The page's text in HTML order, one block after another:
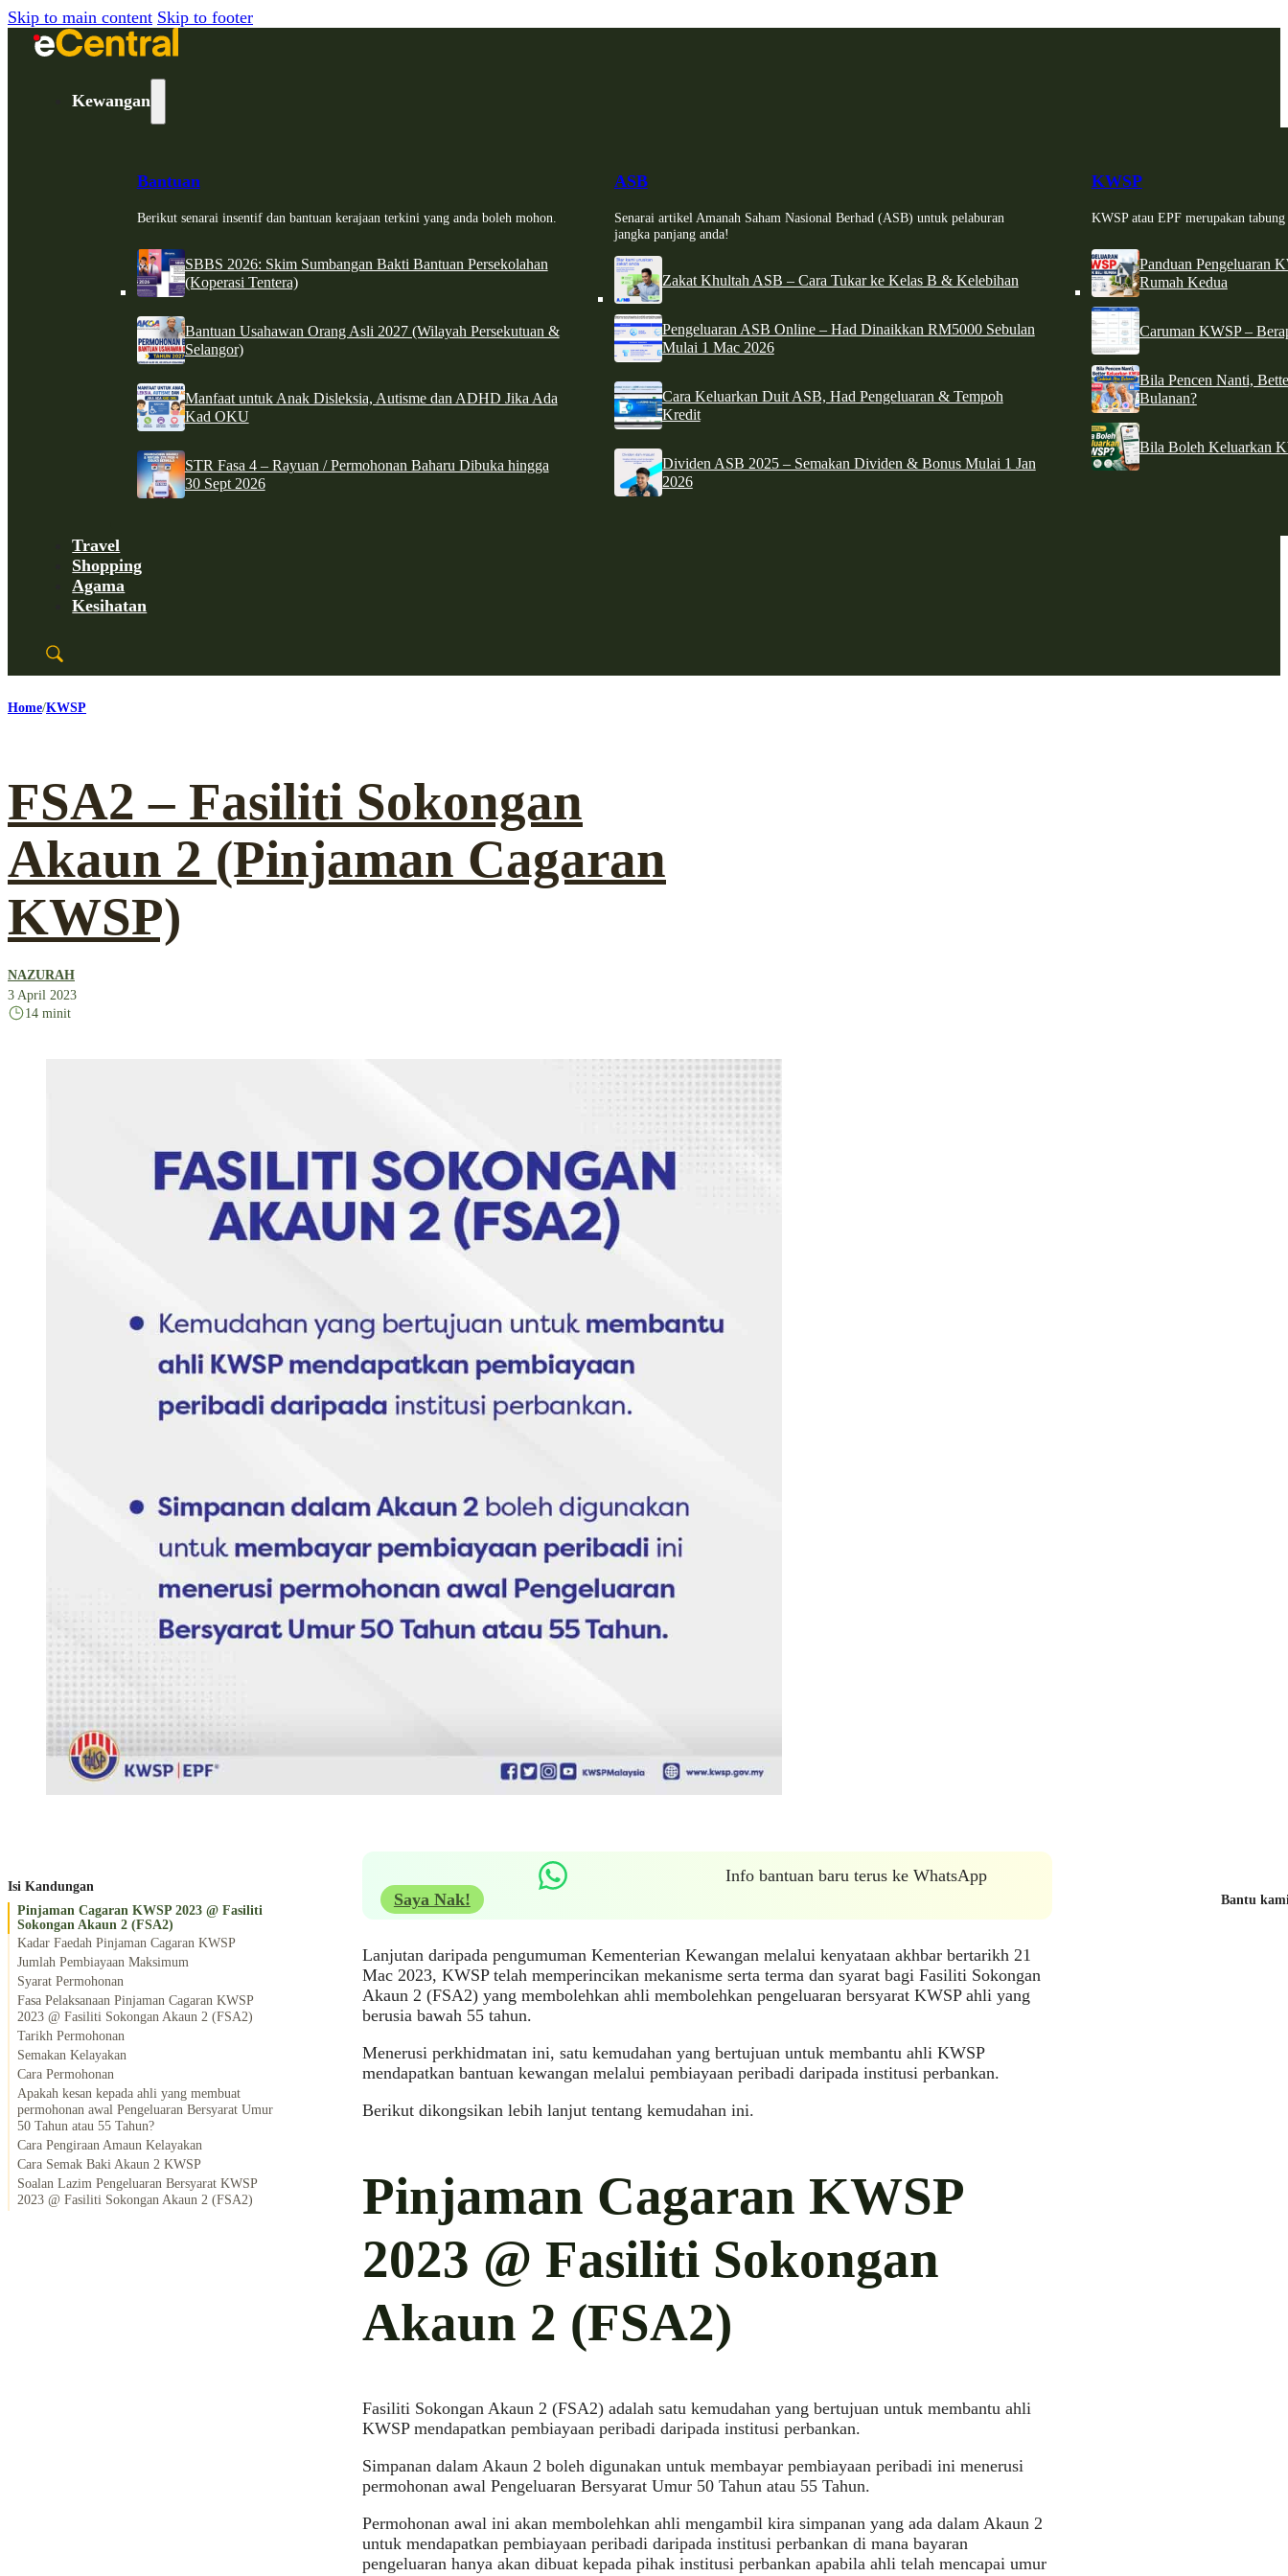
Skip to main content Skip to footer
Kewangan
Bantuan
Berikut senarai insentif dan bantuan kerajaan terkini yang anda boleh mohon.
SBBS 2026: Skim Sumbangan Bakti Bantuan Persekolahan
(Koperasi Tentera)
Bantuan Usahawan Orang Asli 2027 (Wilayah Persekutuan &
Selangor)
Manfaat untuk Anak Disleksia, Autisme dan ADHD Jika Ada
Kad OKU
STR Fasa 4 – Rayuan / Permohonan Baharu Dibuka hingga
30 Sept 2026
ASB
Senarai artikel Amanah Saham Nasional Berhad (ASB) untuk pelaburan
jangka panjang anda!
Zakat Khultah ASB – Cara Tukar ke Kelas B & Kelebihan
Pengeluaran ASB Online – Had Dinaikkan RM5000 Sebulan
Mulai 1 Mac 2026
Cara Keluarkan Duit ASB, Had Pengeluaran & Tempoh
Kredit
Dividen ASB 2025 – Semakan Dividen & Bonus Mulai 1 Jan
2026
KWSP
KWSP atau EPF merupakan
Panduan Pengeluaran
Rumah Kedua
Caruman KWSP –
Bila Pencen Nanti,
Bulanan?
Bila Boleh Keluarkan
Travel
Shopping
Agama
Kesihatan
Home KWSP
FSA2 – Fasiliti Sokongan
Akaun 2 (Pinjaman Cagaran
KWSP)
NAZURAH
3 April 2023
14 minit
Isi Kandungan
Pinjaman Cagaran KWSP 2023 @ Fasiliti
Sokongan Akaun 2 (FSA2)
Kadar Faedah Pinjaman Cagaran KWSP
Jumlah Pembiayaan Maksimum
Syarat Permohonan
Fasa Pelaksanaan Pinjaman Cagaran KWSP
2023 @ Fasiliti Sokongan Akaun 2 (FSA2)
Tarikh Permohonan
Semakan Kelayakan
Cara Permohonan
Apakah kesan kepada ahli yang membuat
permohonan awal Pengeluaran Bersyarat Umur
50 Tahun atau 55 Tahun?
Cara Pengiraan Amaun Kelayakan
Cara Semak Baki Akaun 2 KWSP
Soalan Lazim Pengeluaran Bersyarat KWSP
2023 @ Fasiliti Sokongan Akaun 2 (FSA2)
Info bantuan baru terus ke WhatsApp
Saya Nak!
Lanjutan daripada pengumuman Kementerian Kewangan melalui kenyataan akhbar bertarikh 21
Mac 2023, KWSP telah memperincikan mekanisme serta terma dan syarat bagi Fasiliti Sokongan
Akaun 2 (FSA2) yang membolehkan ahli membolehkan pengeluaran bersyarat KWSP ahli yang
berusia bawah 55 tahun.
Menerusi perkhidmatan ini, satu kemudahan yang bertujuan untuk membantu ahli KWSP
mendapatkan bantuan kewangan melalui pembiayaan peribadi daripada institusi perbankan.
Berikut dikongsikan lebih lanjut tentang kemudahan ini.
Pinjaman Cagaran KWSP
2023 @ Fasiliti Sokongan
Akaun 2 (FSA2)
Fasiliti Sokongan Akaun 2 (FSA2) adalah satu kemudahan yang bertujuan untuk membantu ahli
KWSP mendapatkan pembiayaan peribadi daripada institusi perbankan.
Simpanan dalam Akaun 2 boleh digunakan untuk membayar pembiayaan peribadi ini menerusi
permohonan awal Pengeluaran Bersyarat Umur 50 Tahun atau 55 Tahun.
Permohonan awal ini akan membolehkan ahli mengambil kira simpanan yang ada dalam Akaun 2
untuk mendapatkan pembiayaan peribadi daripada institusi perbankan di mana bayaran
pengeluaran hanya akan dibuat kepada pihak institusi perbankan apabila ahli telah mencapai umur
Bantu